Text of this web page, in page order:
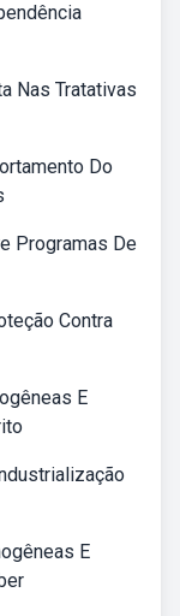
Nas Tratativas
Do
Programas De
Contra
E
E